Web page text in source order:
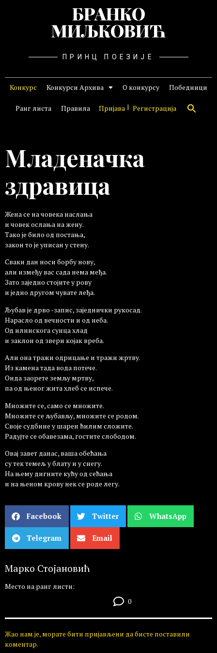
БРАНКО
МИЉКОВИЋ
ПРИНЦ ПОЕЗИЈЕ
Конкурс Конкурси Архива О конкурсу Победници
Ранг листа Правила Пријава Регистрација
Младеначка
здравица
Жена се на човека наслања
и човек ослања на жену.
Тако је било од постања,
закон то је уписан у стену.
Сваки дан носи борбу нову,
али између вас сада нема међа.
Зато заједно стојите у рову
и једно другом чувате леђа.
Љубав је дрво -запис, заједнички рукосад.
Нарасло од вечности и од неба.
Од илнискога сунца хлад
и заклон од звери којак вреба.
Али она тражи одрицање и тражи жртву.
Из камена тада вода потече.
Онда заорете земљу мртву,
па од њеног жита хлеб се испече.
Множите се, само се множите.
Множите се љубављу, множите се родом.
Своје судбине у шарен ћилим сложите.
Радујте се обавезама, гостите слободом.
Овај завет данас, ваша обећања
су тек темељ у блату и у снегу.
На њему дигните кућу од сећања
и на њеном крову нек се роде легу.
Facebook Twitter WhatsApp
Telegram Email
Марко Стојановић
Место на ранг листи:
0
Жао нам је, морате бити пријављени да бисте поставили
коментар.